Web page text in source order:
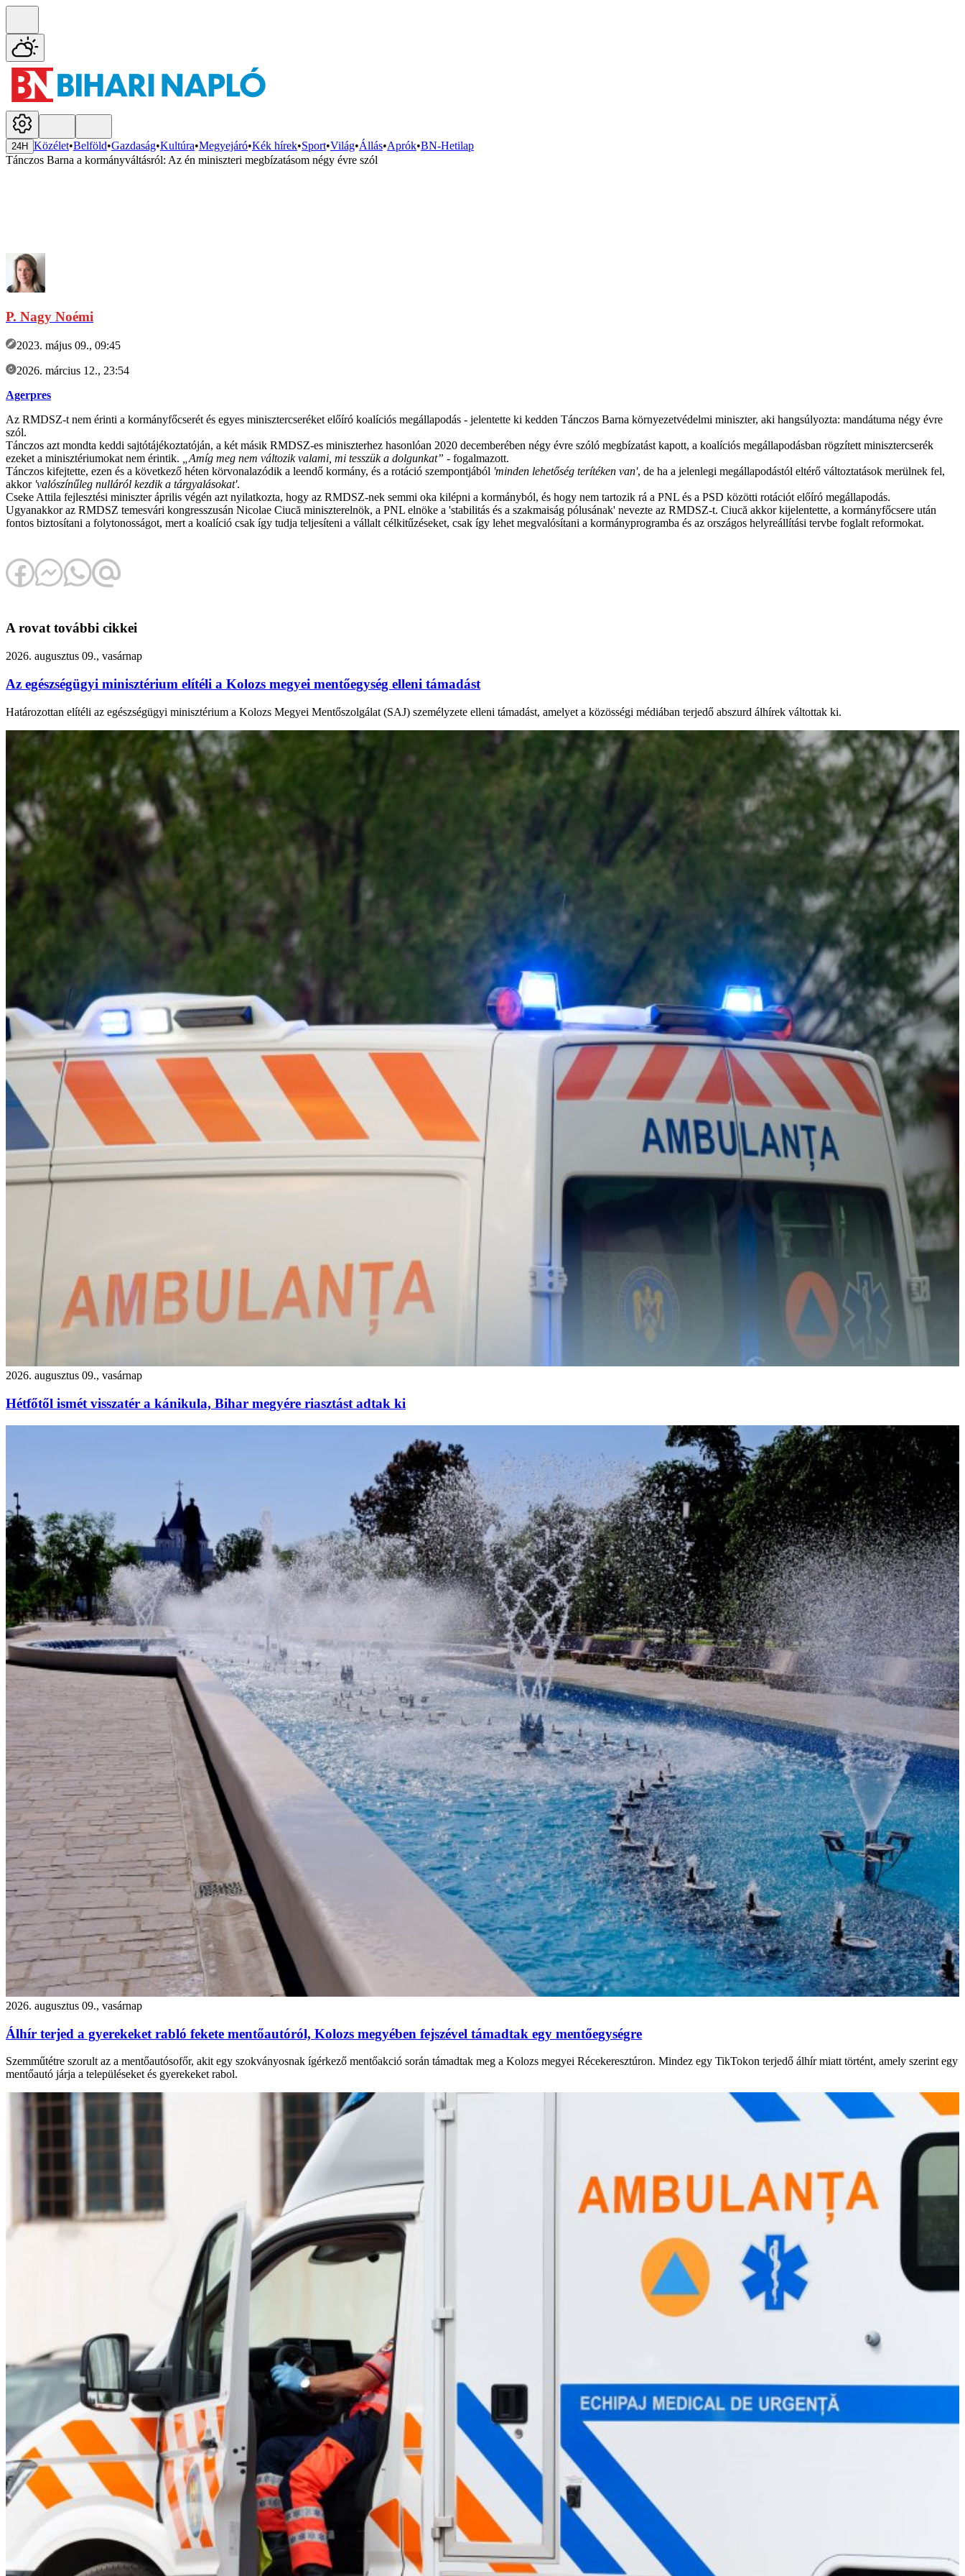
24H Közélet•Belföld•Gazdaság•Kultúra•Megyejáró•Kék hírek•Sport•Világ•Állás•Aprók•BN-Hetilap
Tánczos Barna a kormányváltásról: Az én miniszteri megbízatásom négy évre szól
P. Nagy Noémi
2023. május 09., 09:45
2026. március 12., 23:54
Agerpres
Az RMDSZ-t nem érinti a kormányfőcserét és egyes minisztercseréket előíró koalíciós megállapodás - jelentette ki kedden Tánczos Barna környezetvédelmi miniszter, aki hangsúlyozta: mandátuma négy évre
szól.
Tánczos azt mondta keddi sajtótájékoztatóján, a két másik RMDSZ-es miniszterhez hasonlóan 2020 decemberében négy évre szóló megbízatást kapott, a koalíciós megállapodásban rögzített minisztercserék
ezeket a minisztériumokat nem érintik. „Amíg meg nem változik valami, mi tesszük a dolgunkat” - fogalmazott.
Tánczos kifejtette, ezen és a következő héten körvonalazódik a leendő kormány, és a rotáció szempontjából 'minden lehetőség terítéken van', de ha a jelenlegi megállapodástól eltérő változtatások merülnek fel,
akkor'valószínűleg nulláról kezdik a tárgyalásokat'.
Cseke Attila fejlesztési miniszter április végén azt nyilatkozta, hogy az RMDSZ-nek semmi oka kilépni a kormányból, és hogy nem tartozik rá a PNL és a PSD közötti rotációt előíró megállapodás.
Ugyanakkor az RMDSZ temesvári kongresszusán Nicolae Ciucă miniszterelnök, a PNL elnöke a 'stabilitás és a szakmaiság pólusának' nevezte az RMDSZ-t. Ciucă akkor kijelentette, a kormányfőcsere után
fontos biztosítani a folytonosságot, mert a koalíció csak így tudja teljesíteni a vállalt célkitűzéseket, csak így lehet megvalósítani a kormányprogramba és az országos helyreállítási tervbe foglalt reformokat.
A rovat további cikkei
2026. augusztus 09., vasárnap
Az egészségügyi minisztérium elítéli a Kolozs megyei mentőegység elleni támadást
Határozottan elítéli az egészségügyi minisztérium a Kolozs Megyei Mentőszolgálat (SAJ) személyzete elleni támadást, amelyet a közösségi médiában terjedő abszurd álhírek váltottak ki.
2026. augusztus 09., vasárnap
Hétfőtől ismét visszatér a kánikula, Bihar megyére riasztást adtak ki
2026. augusztus 09., vasárnap
Álhír terjed a gyerekeket rabló fekete mentőautóról, Kolozs megyében fejszével támadtak egy mentőegységre
Szemműtétre szorult az a mentőautósofőr, akit egy szokványosnak ígérkező mentőakció során támadtak meg a Kolozs megyei Récekeresztúron. Mindez egy TikTokon terjedő álhír miatt történt, amely szerint egy
mentőautó járja a településeket és gyerekeket rabol.